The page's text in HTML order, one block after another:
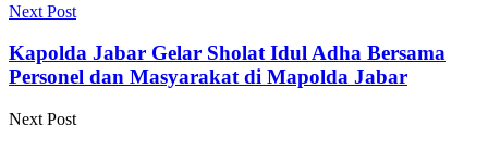
Next Post
Kapolda Jabar Gelar Sholat Idul Adha Bersama
Personel dan Masyarakat di Mapolda Jabar
Next Post